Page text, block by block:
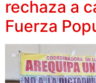
rechaza a
Fuerza